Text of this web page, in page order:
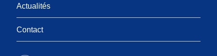
Actualités
Contact